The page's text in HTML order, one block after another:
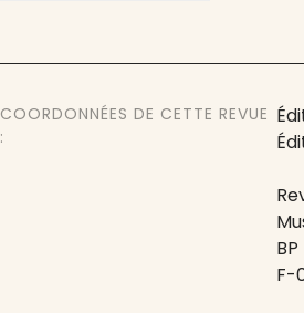
COORDONNÉES DE CETTE REVUE
:
F-